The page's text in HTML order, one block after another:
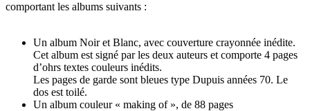
comportant les albums suivants :
Un album Noir et Blanc, avec couverture crayonnée inédite.
Cet album est signé par les deux auteurs et comporte 4 pages
d’ohrs textes couleurs inédits.
Les pages de garde sont bleues type Dupuis années 70. Le
dos est toilé.
Un album couleur « making of », de 88 pages